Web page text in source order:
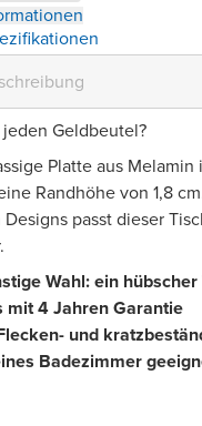
Geldbeutel?
Platte aus
Randhöhe von 1,8
passt dieser
Wahl: ein
mit 4 Jahren Garantie
und
Badezimmer